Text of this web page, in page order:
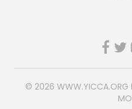
© 2026 WWW.YICCA.ORG